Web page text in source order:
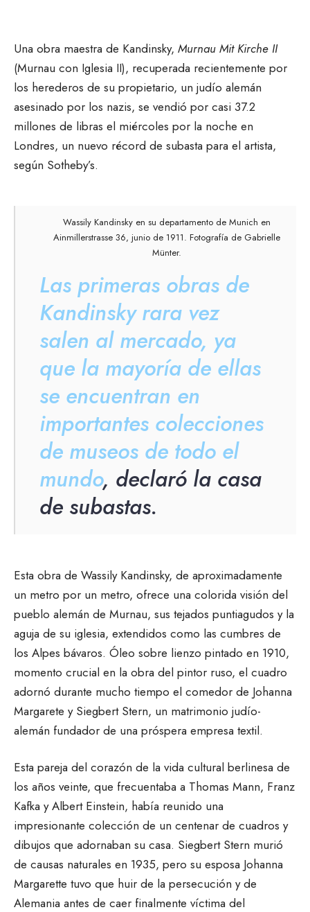
Una obra maestra de Kandinsky, Murnau Mit Kirche II
(Murnau con Iglesia II), recuperada recientemente por
los herederos de su propietario, un judío alemán
asesinado por los nazis, se vendió por casi 37.2
millones de libras el miércoles por la noche en
Londres, un nuevo récord de subasta para el artista,
según Sotheby’s.
Wassily Kandinsky en su departamento de Munich en
Ainmillerstrasse 36, junio de 1911. Fotografía de Gabrielle
Münter.
Las primeras obras de
Kandinsky rara vez
salen al mercado, ya
que la mayoría de ellas
se encuentran en
importantes colecciones
de museos de todo el
mundo, declaró la casa
de subastas.
Esta obra de Wassily Kandinsky, de aproximadamente
un metro por un metro, ofrece una colorida visión del
pueblo alemán de Murnau, sus tejados puntiagudos y la
aguja de su iglesia, extendidos como las cumbres de
los Alpes bávaros. Óleo sobre lienzo pintado en 1910,
momento crucial en la obra del pintor ruso, el cuadro
adornó durante mucho tiempo el comedor de Johanna
Margarete y Siegbert Stern, un matrimonio judío-
alemán fundador de una próspera empresa textil.
Esta pareja del corazón de la vida cultural berlinesa de
los años veinte, que frecuentaba a Thomas Mann, Franz
Kafka y Albert Einstein, había reunido una
impresionante colección de un centenar de cuadros y
dibujos que adornaban su casa. Siegbert Stern murió
de causas naturales en 1935, pero su esposa Johanna
Margarette tuvo que huir de la persecución y de
Alemania antes de caer finalmente víctima del